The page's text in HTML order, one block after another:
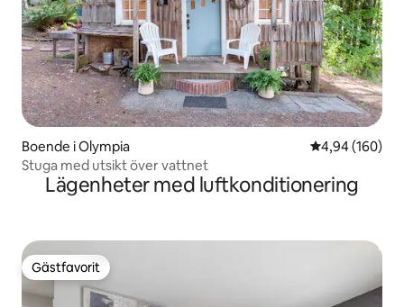
Boende i Olympia 4,94 av 5 i
4,94 (160)
Stuga med utsikt över vattnet
Lägenheter med luftkonditionering
Gästfavorit
Gästfavorit